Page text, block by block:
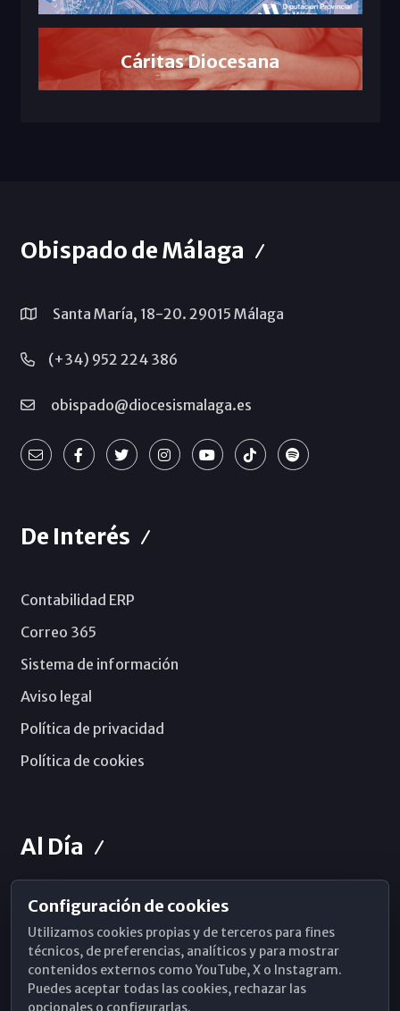
Cáritas Diocesana
Obispado de Málaga
Santa María, 18-20. 29015 Málaga
(+34) 952 224 386
obispado@diocesismalaga.es
De Interés
Contabilidad ERP
Correo 365
Sistema de información
Aviso legal
Política de privacidad
Política de cookies
Al Día
Horarios de Misa
Hemeroteca
WhatsApp
Configuración de cookies
Utilizamos cookies propias y de terceros para fines
técnicos, de preferencias, analíticos y para mostrar
contenidos externos como YouTube, X o Instagram.
Puedes aceptar todas las cookies, rechazar las
opcionales o configurarlas.